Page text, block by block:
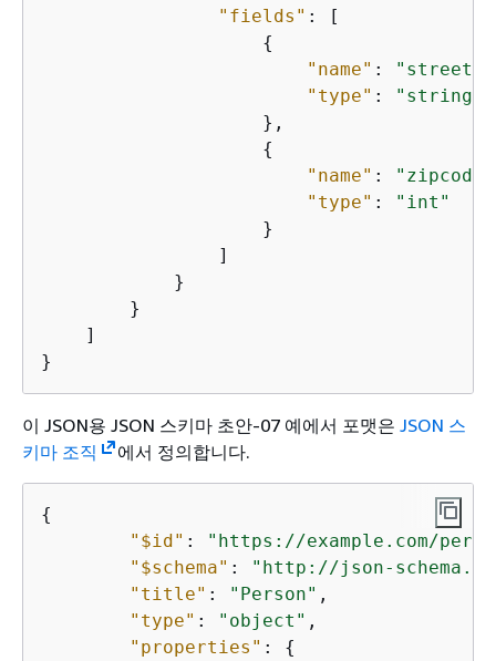
"fields" : [
{
"name" : "street"
"type" :
"string"
                    },
{
"name" : "zipcode"
"type" :
"int"
                    }
                ]
            }
        }
    ]
}
이 JSON용 JSON 스키마 초안-07 예에서 포맷은 JSON 스
키마 조직
에서 정의합니다.
{
"$id" :
"https://example.com/
"$schema" :
"http://json-
"title" : "Person" ,
"type" : "object" ,
"properties" : {